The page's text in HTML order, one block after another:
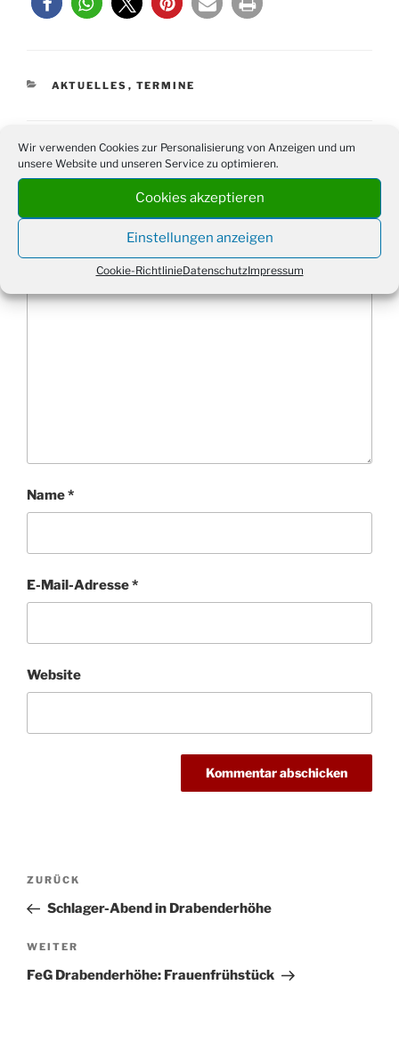
Wir verwenden Cookies zur Personalisierung von Anzeigen und um
unsere Website und unseren Service zu optimieren.
Cookies akzeptieren
Einstellungen anzeigen
Cookie-RichtlinieDatenschutzImpressum
KATEGORIEN
AKTUELLES , TERMINE
Schreibe einen Kommentar
Deine E-Mail-Adresse wird nicht veröffentlicht.
Erforderliche Felder sind mit*markiert
Kommentar*
Name*
E-Mail-Adresse*
Website
Beitragsnavigation
Vorheriger
Beitrag
ZURÜCK
Schlager-Abend in Drabenderhöhe
Nächster
Beitrag
WEITER
FeG Drabenderhöhe: Frauenfrühstück